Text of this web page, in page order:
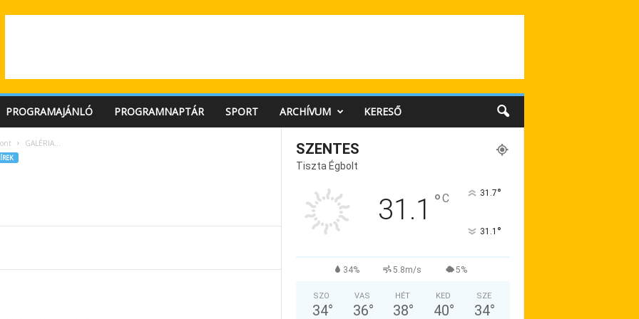
PROGRAMAJÁNLÓ PROGRAMNAPTÁR SPORT ARCHÍVUM KERESŐ
GALÉRIA… SZENTES
Tiszta Égbolt
31.1 °C 31.7°
31.1 °
34% 5.8m/s 5%
SZO
34°
VAS
36°
HÉT
38°
KED
40°
SZE
34°